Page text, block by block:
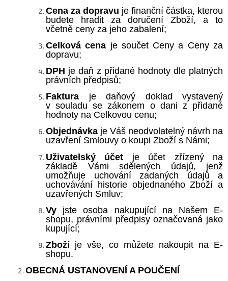
Cena za dopravu je finanční částka, kterou
budete hradit za doručení Zboží, a to
včetně ceny za jeho zabalení;
Celková cena je součet Ceny a Ceny za
dopravu;
DPH je daň z přidané hodnoty dle platných
právních předpisů;
Faktura je daňový doklad vystavený
v souladu se zákonem o dani z přidané
hodnoty na Celkovou cenu;
Objednávka je Váš neodvolatelný návrh na
uzavření Smlouvy o koupi Zboží s Námi;
Uživatelský účet je účet zřízený na
základě Vámi sdělených údajů, jenž
umožňuje uchování zadaných údajů a
uchovávání historie objednaného Zboží a
uzavřených Smluv;
Vy jste osoba nakupující na Našem E-
shopu, právními předpisy označovaná jako
kupující;
Zboží je vše, co můžete nakoupit na E-
shopu.
OBECNÁ USTANOVENÍ A POUČENÍ